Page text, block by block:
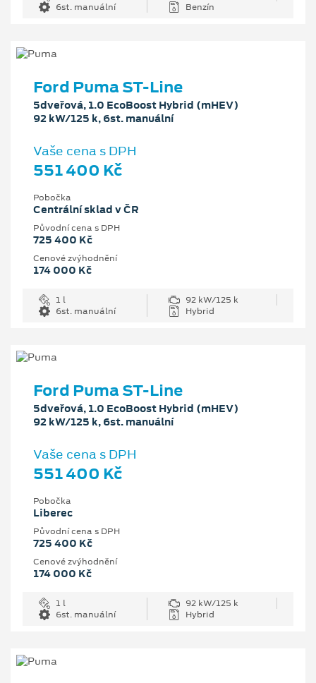
6st. manuální
Benzín
Ford Puma ST-Line
5dveřová, 1.0 EcoBoost Hybrid (mHEV)
92 kW/125 k, 6st. manuální
Vaše cena s DPH
551 400 Kč
Pobočka
Centrální sklad v ČR
Původní cena s DPH
725 400 Kč
Cenové zvýhodnění
174 000 Kč
1 l
92 kW/125 k
6st. manuální
Hybrid
Ford Puma ST-Line
5dveřová, 1.0 EcoBoost Hybrid (mHEV)
92 kW/125 k, 6st. manuální
Vaše cena s DPH
551 400 Kč
Pobočka
Liberec
Původní cena s DPH
725 400 Kč
Cenové zvýhodnění
174 000 Kč
1 l
92 kW/125 k
6st. manuální
Hybrid